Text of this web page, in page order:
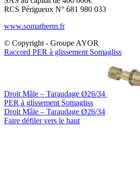
RCS Périgueux N° 681 980 033
www.somatherm.fr
© Copyright - Groupe AYOR
Raccord PER à glissement Somagliss
Droit Mâle – Taraudage Ø26/34
PER à glissement Somagliss
Droit Mâle – Taraudage Ø26/34
Faire défiler vers le haut